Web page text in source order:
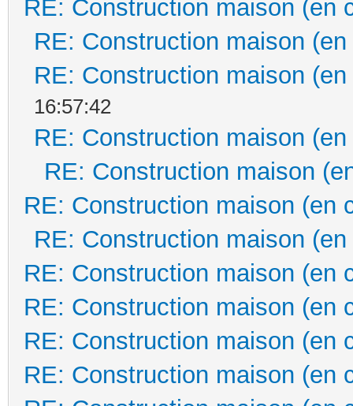
RE: Construction maison (en
RE: Construction maison
RE: Construction maison
16:57:42
RE: Construction maison
RE: Construction maison
RE: Construction maison (en
RE: Construction maison
RE: Construction maison (en
RE: Construction maison (en
RE: Construction maison (en
RE: Construction maison (en